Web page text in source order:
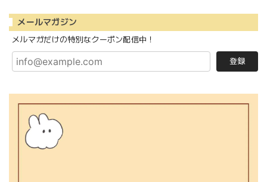
メールマガジン
メルマガだけの特別なクーポン配信中！
登録